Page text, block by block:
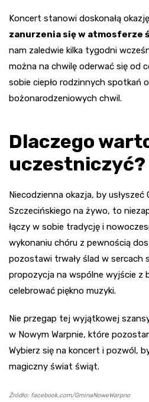
Koncert stanowi doskonałą
zanurzenia się w atmosferze
nam zaledwie kilka tygodni
można na chwilę oderwać się od
sobie ciepło rodzinnych spotkań
bożonarodzeniowych chwil.
Dlaczego
uczestniczyć?
Niecodzienna okazja, by
Szczecińskiego na żywo, to
łączy w sobie tradycję i
wykonaniu chóru z pewnością
pozostawi trwały ślad w sercach
propozycja na wspólne wyjście z
celebrować piękno muzyki.
Nie przegap tej wyjątkowej
w Nowym Warpnie, które
Wybierz się na koncert i pozwól,
magiczny świat świąt.
Źródło: facebook.com/GminaNoweWarpno